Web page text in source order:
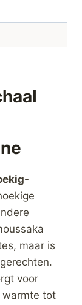
maar is
voor
warmte tot